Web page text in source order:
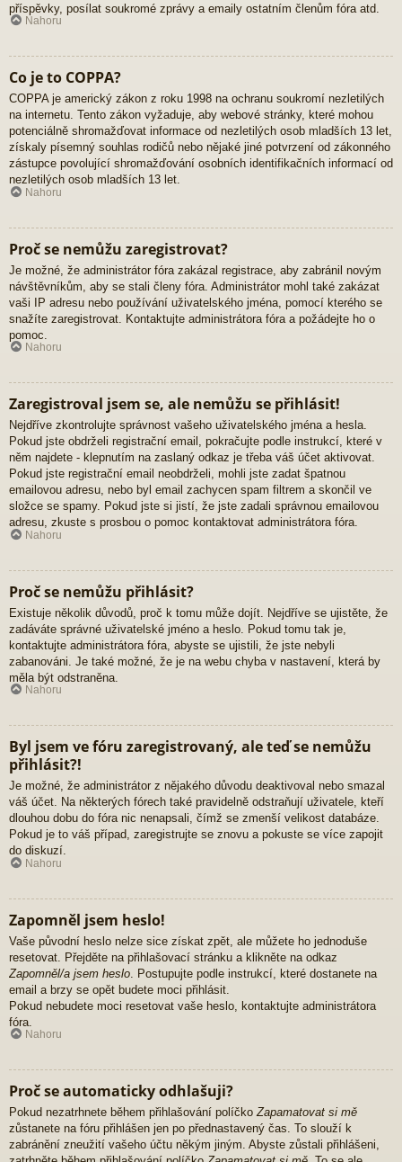
příspěvky, posílat soukromé zprávy a emaily ostatním členům fóra atd.
Nahoru
Co je to COPPA?
COPPA je americký zákon z roku 1998 na ochranu soukromí nezletilých
na internetu. Tento zákon vyžaduje, aby webové stránky, které mohou
potenciálně shromažďovat informace od nezletilých osob mladších 13 let,
získaly písemný souhlas rodičů nebo nějaké jiné potvrzení od zákonného
zástupce povolující shromažďování osobních identifikačních informací od
nezletilých osob mladších 13 let.
Nahoru
Proč se nemůžu zaregistrovat?
Je možné, že administrátor fóra zakázal registrace, aby zabránil novým
návštěvníkům, aby se stali členy fóra. Administrátor mohl také zakázat
vaši IP adresu nebo používání uživatelského jména, pomocí kterého se
snažíte zaregistrovat. Kontaktujte administrátora fóra a požádejte ho o
pomoc.
Nahoru
Zaregistroval jsem se, ale nemůžu se přihlásit!
Nejdříve zkontrolujte správnost vašeho uživatelského jména a hesla.
Pokud jste obdrželi registrační email, pokračujte podle instrukcí, které v
něm najdete - klepnutím na zaslaný odkaz je třeba váš účet aktivovat.
Pokud jste registrační email neobdrželi, mohli jste zadat špatnou
emailovou adresu, nebo byl email zachycen spam filtrem a skončil ve
složce se spamy. Pokud jste si jistí, že jste zadali správnou emailovou
adresu, zkuste s prosbou o pomoc kontaktovat administrátora fóra.
Nahoru
Proč se nemůžu přihlásit?
Existuje několik důvodů, proč k tomu může dojít. Nejdříve se ujistěte, že
zadáváte správné uživatelské jméno a heslo. Pokud tomu tak je,
kontaktujte administrátora fóra, abyste se ujistili, že jste nebyli
zabanováni. Je také možné, že je na webu chyba v nastavení, která by
měla být odstraněna.
Nahoru
Byl jsem ve fóru zaregistrovaný, ale teď se nemůžu
přihlásit?!
Je možné, že administrátor z nějakého důvodu deaktivoval nebo smazal
váš účet. Na některých fórech také pravidelně odstraňují uživatele, kteří
dlouhou dobu do fóra nic nenapsali, čímž se zmenší velikost databáze.
Pokud je to váš případ, zaregistrujte se znovu a pokuste se více zapojit
do diskuzí.
Nahoru
Zapomněl jsem heslo!
Vaše původní heslo nelze sice získat zpět, ale můžete ho jednoduše
resetovat. Přejděte na přihlašovací stránku a klikněte na odkaz
Zapomněl/a jsem heslo . Postupujte podle instrukcí, které dostanete na
email a brzy se opět budete moci přihlásit.
Pokud nebudete moci resetovat vaše heslo, kontaktujte administrátora
fóra.
Nahoru
Proč se automaticky odhlašuji?
Pokud nezatrhnete během přihlašování políčkoZapamatovat si mě
zůstanete na fóru přihlášen jen po přednastavený čas. To slouží k
zabránění zneužití vašeho účtu někým jiným. Abyste zůstali přihlášeni,